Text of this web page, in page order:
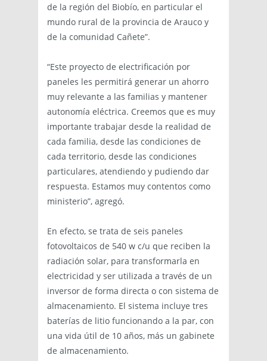
de la región del Biobío, en particular el
mundo rural de la provincia de Arauco y
de la comunidad Cañete”.
“Este proyecto de electrificación por
paneles les permitirá generar un ahorro
muy relevante a las familias y mantener
autonomía eléctrica. Creemos que es muy
importante trabajar desde la realidad de
cada familia, desde las condiciones de
cada territorio, desde las condiciones
particulares, atendiendo y pudiendo dar
respuesta. Estamos muy contentos como
ministerio”, agregó.
En efecto, se trata de seis paneles
fotovoltaicos de 540 w c/u que reciben la
radiación solar, para transformarla en
electricidad y ser utilizada a través de un
inversor de forma directa o con sistema de
almacenamiento. El sistema incluye tres
baterías de litio funcionando a la par, con
una vida útil de 10 años, más un gabinete
de almacenamiento.